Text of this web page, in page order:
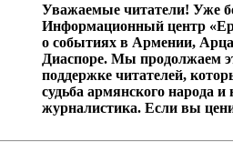
Уважаемые читатели! Уже
Информационный центр
о событиях в Армении,
Диаспоре. Мы продолжаем
поддержке читателей,
судьба армянского народа и
журналистика. Если вы